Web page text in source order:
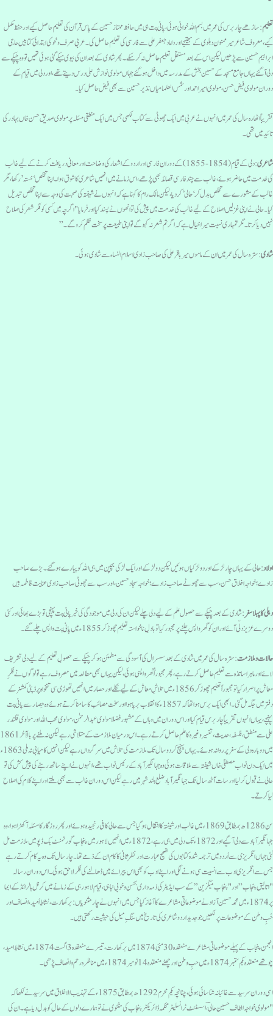
تعلیم: ساڑھے چاربرس کی عمرمیں بسم اللہ خوانی ہوئی، پانی پت ہی میں حافظ ممتاز حسین کے پاس قرآن کی تعلیم حاصل کیے اور حفظ مکمل
کیے، معروف شاعر میرممنون دہلوی کے بھتیجے اور داماد جعفر علی سے فارسی کی تعلیم حاصل کی۔عربی صرف و نحو کی ابتدائی کتا بیں حاجی
ابراہیم حسین سے پڑھیں لیکن اس کے بعد مستقل تعلیم حاصل نہ کرسکے۔پھر شادی کے بعد ان کی بیوی میکے گئی ہوئی تھیں تو وہ چپکےسے
دلی آگئے یہاں جامع مسجد کے حسین بخش کے مدرسہ میں داخل ہوگئے جہاں مولوی نوازش علی درس دیتے تھے، اور دلی میں قیام کے
دوران مولوی فیض حسن، مولوی امیراحمد اور شمس العلما میاں نذیر حسین سے بھی فیض حاصل کیا۔
تقریباً اٹھارہ سال کی عمر میں انہوں نے عربی میں ایک چھوٹی سے کتاب لکھی جس میں ایک منطقی مسئلہ پر مولوی صدیق حسن خاں بہادر کی
تائید میں تھی۔
شاعری
: دلی کے قیام (1854-1855)کے دوران فارسی اور اردو کے اشعار کی وضاحت اور معانی دریافت کرنے کے لیے غالب
کی خدمت میں حاضر ہوئے، غالب سے چند فارسی قصائد بھی پڑھے، اس زمانے میں انھیں شاعری کا شوق ہوا۔ اپناتخلص ‘خستہ’ رکھا، مگر
غالب کے مشورے سے تخلص بدل کر ‘حالی’ کردیا، لیکن مالک رام کا کہنا ہے کہ انہوں نے شیفتہ کی صحبت کی وجہ سے اپنا تخلص تبدیل
کیا۔حالی نے اپنی غزلیں اصلاح کے لیے غالب کی خدمت میں پیش کی تو انھوں نے پسند کیا اور فرمایا "اگرچہ میں کسی کو فکر شعر کی صلاح
نہیں دیا کرتا۔ مگر تمہاری نسبت میرا خیال ہے کہ اگر تم شعر نہ کہوگے تو اپنی طبیعت پر سخت ظلم کروگے۔”
شادی: سترہ سال کی عمر میں ان کے ماموں میر باقر علی کی صاحب زادی اسلام النساء سے شادی ہوئی۔
اولاد: حالی کے یہاں چار لڑکے اور دولڑکیا ں ہوئیں لیکن دو لڑکے اور ایک لڑکی بچپن میں ہی اللہ کو پیارے ہوگئے۔ بڑے صاحب
زادے؛خواجہ اخلاق حسن ، سب سے چھوٹے صاحب زادے ؛ خواجہ سجاد حسین ، اور سب سے چھوٹی صاحب زادی عنایت فاطمہ ہیں
دہلی کا پہلا سفر: شادی کے بعد چپکے سے حصول علم کے لیے دلی چلے لیکن ان کی دلی میں موجودگی کی خبر پانی پت پہنچی تو بڑے بھائی اور کئی
دوسرے عزیز دلّی آئے اور ان کو گھر واپس چلنے پر مجبور کیا تو بادلِ ناخواستہ تعلیم چھوڑ کر 1855ء میں پانی پت واپس چلے گئے۔
حالات و ملازمت: سترہ سال کی عمر میں شادی کے بعد سسرال کی آسودگی سے مطمئن ہوکر چپکے سے حصولِ تعلیم کے لیے دلی تشریف
لائے اور ماہر اساتذہ سے تعلیم حاصل کرتے رہے ، پھر مجبوراً گھر واپسی ہوئی، لیکن یہاں بھی مطالعہ میں مصروف رہے تو لوگوں نے فکرِ
معاش پر اصرار کیا تو مجبوراً تعلیم چھوڑ کر 1856ء میں تلاشِ معاش کے لیے نکلےاور حصار میں انھیں تھوڑی سی تنخواہ پر ڈپٹی کمشنر کے
دفتر میں جگہ مل گئی۔ابھی ایک برس ہوا تھا کہ 1857ء کا انقلاب برپا ہوا اور سخت مصائب کا سامنا کرتے ہوئے وہ حِصار سے پانی پت
پہنچے ،یہاں انہوں تقریباً چاربرس قیام کیااور اس دوران میں وہاں کے مشہور فضلا مولوی عبدالرحمٰن، مولوی محب اللہ اور مولوی قلندر
علی سے منطق، فلسفہ، حدیث، تفسیروغیرہ کا علم حاصل کرتے رہے۔ اس درمیان ملازمت کے متلاشی رہے لیکن نہ ملنے پر بالآخر 1861
میں دوبارہ دلی کے سفرپر روانہ ہوئے۔یہاں پہنچ کر دوسال تک ملازمت کی تلاش میں سرگرداں رہےلیکن انہیں کامیابی نہ ملی 1863ء
میں ایک دن نواب مصطفیٰ خاں شیفتہ سے ملاقات ہوئی وہ جہانگیر آباد کے رئیس نواب تھے، انہوں نے اپنے ساتھ رہنے کی پیش کش کی تو
حالی نے قبول کرلیا اور سات آٹھ سال تک جہانگیرآباد ضلع بلندشہر میں رہےلیکن اس دوران غالب سے بھی ملتے اور اپنے کلام کی اصلاح
لیا کرتے۔
سن1286ھ بمطابق 1869ء میں غالب اور شیفتہ کا انتقال ہوگیا جس سے حالی کافی رنجیدہ ہوئے اور پھر روزگار کامسئلہ آکھڑا ہوا، وہ
جہانگیر آباد سے دلی آگیے اور 1872ء تک دلی میں ہی رہے،1872ء میں انھیں لاہور میں پنجاب گورنمنٹ بک ڈپو میں ملازمت مل
گئی جہاں انگریزی سے اُردو میں ترجمہ شدہ کتابوں کی تصحیح عبارت اور نظر ثانی کا کام ان کے ذمے تھا۔چار سال تک وہ یہ کام کرتے رہے
جس سے انگریزی ادب سے انسیت سی ہونے لگی اور اپنے ادب کو بھی اس پیرائے میں ڈھالنے کی فکر لاحق ہوئی۔اس دوران رسالہ
"اتالیق پنجاب”اور "پنجاب میگزین” کے سب ایڈیٹر کی ذمہ داری بحسن و خوبی نباہی، قیام لاہور ہی کے زمانے میں کرنل ہالرائڈ کے ایما
پر 1874ء میں محمد حسین آزاد نے موضوعاتی مشاعرے کا آغاز کیا جس میں انہوں نے چار مثنویاں: برکھارُت، نشاطِ اُمید، انصاف اور
حُبِ وطن کے موضوعات پر لکھیں جو جدیداردوشاعری کی تاریخ میں سنگِ میل کی حیثیت رکھتی ہیں۔
انجمن پنجاب کے پہلے موضوعاتی مشاعرے منعقدہ 30مئی 1874میں برکھارت، تیسرے منعقدہ 3اگست 1874ء میں نشاطِ امید،
چوتھے منعقدہ یکم ستمبر 1874ء میں حبِ وطن اور چھٹے منعقدہ 14 نومبر 1874ء میں مناظرہ رحم و انصاف پڑھی۔
اسی دوران سرسید سے غائبانہ شناسائی ہوئی ، چنانچہ یکم محرم 1292ھ بمطابق 1875ء کے تہذیب الاخلاق میں سرسید نے لکھا کہ
"مولوی خواجہ الطاف حسین حالیؔ، اسسٹنٹ ٹرانسلیٹر محکمہ ڈائریکٹر پنجاب کی مثنوی نے تو ہمارے دلوں کے حال کو بدل دیا ہے۔ ان کی